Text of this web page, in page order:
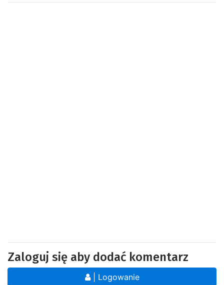
Zaloguj się aby dodać komentarz
| Logowanie